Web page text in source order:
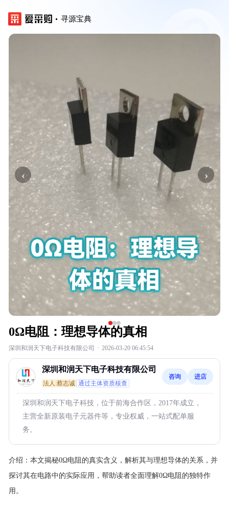
寻源宝典
‹ ›
0Ω电阻：理想导体的真相
深圳和润天下电子科技有限公司 · 2026-03-20 06:45:54
深圳和润天下电子科技有限公司
法人:蔡志诚 通过主体资质核查
咨询 进店
深圳和润天下电子科技，位于前海合作区，2017年成立，
主营全新原装电子元器件等，专业权威，一站式配单服
务。
介绍： 本文揭秘0Ω电阻的真实含义，解析其与理想导体的关系，并
探讨其在电路中的实际应用，帮助读者全面理解0Ω电阻的独特作
用。